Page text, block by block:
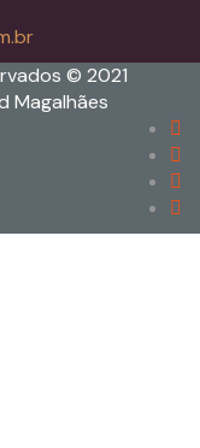
© 2021
Magalhães